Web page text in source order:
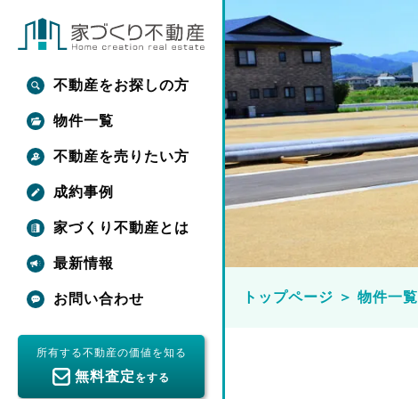
不動産をお探しの方
物件一覧
不動産を売りたい方
成約事例
家づくり不動産とは
最新情報
お問い合わせ
所有する不動産の価値を知る
無料査定 をする
トップページ ＞ 物件一覧